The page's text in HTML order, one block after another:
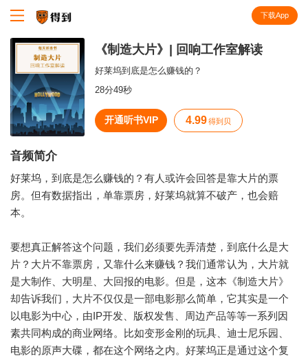
下载App
《制造大片》| 回响工作室解读
好莱坞到底是怎么赚钱的？
28分49秒
开通听书VIP 4.99 得到贝
音频简介
好莱坞，到底是怎么赚钱的？有人或许会回答是靠大片的票
房。但有数据指出，单靠票房，好莱坞就算不破产，也会赔
本。
要想真正解答这个问题，我们必须要先弄清楚，到底什么是大
片？大片不靠票房，又靠什么来赚钱？我们通常认为，大片就
是大制作、大明星、大回报的电影。但是，这本《制造大片》
却告诉我们，大片不仅仅是一部电影那么简单，它其实是一个
以电影为中心，由IP开发、版权发售、周边产品等等一系列因
素共同构成的商业网络。比如变形金刚的玩具、迪士尼乐园、
电影的原声大碟，都在这个网络之内。好莱坞正是通过这个复